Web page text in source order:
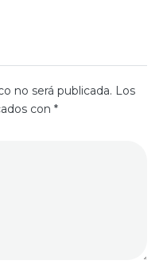
no será publicada. Los
con *